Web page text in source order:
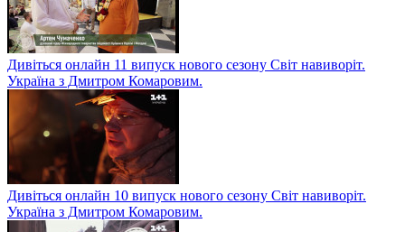
Дивіться онлайн 11 випуск нового сезону Світ навиворіт.
Україна з Дмитром Комаровим.
Дивіться онлайн 10 випуск нового сезону Світ навиворіт.
Україна з Дмитром Комаровим.